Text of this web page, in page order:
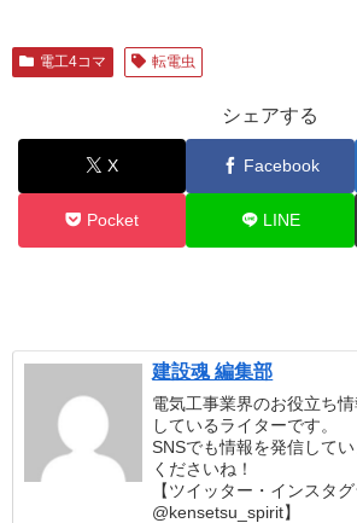
電工4コマ 転電虫
シェアする
X Facebook
Pocket LINE
建設魂 編集部
電気工事業界のお役立ち
しているライターです。
SNSでも情報を発信して
くださいね！
【ツイッター・インスタグ
@kensetsu_spirit】